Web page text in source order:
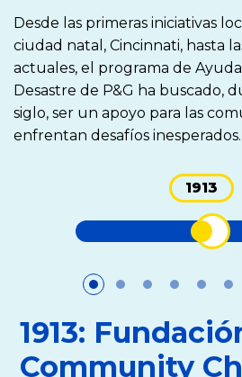
Desde las primeras iniciativas
ciudad natal, Cincinnati, hasta
actuales, el programa de Ayuda
Desastre de P&G ha buscado,
siglo, ser un apoyo para las
enfrentan desafíos inesperados.
1913
1913:
Community